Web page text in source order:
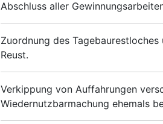
Abschluss aller
Zuordnung des
Reust.
Verkippung von Auffahrungen
Wiedernutzbarmachung ehemals